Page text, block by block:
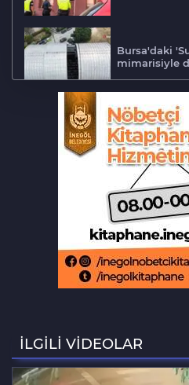
Bursa'daki
mimarisiyle
Adalet
Bursa'da
ekipleri
Aslı
ziyafeti
binicilik
İLGİLİ VİDEOLAR